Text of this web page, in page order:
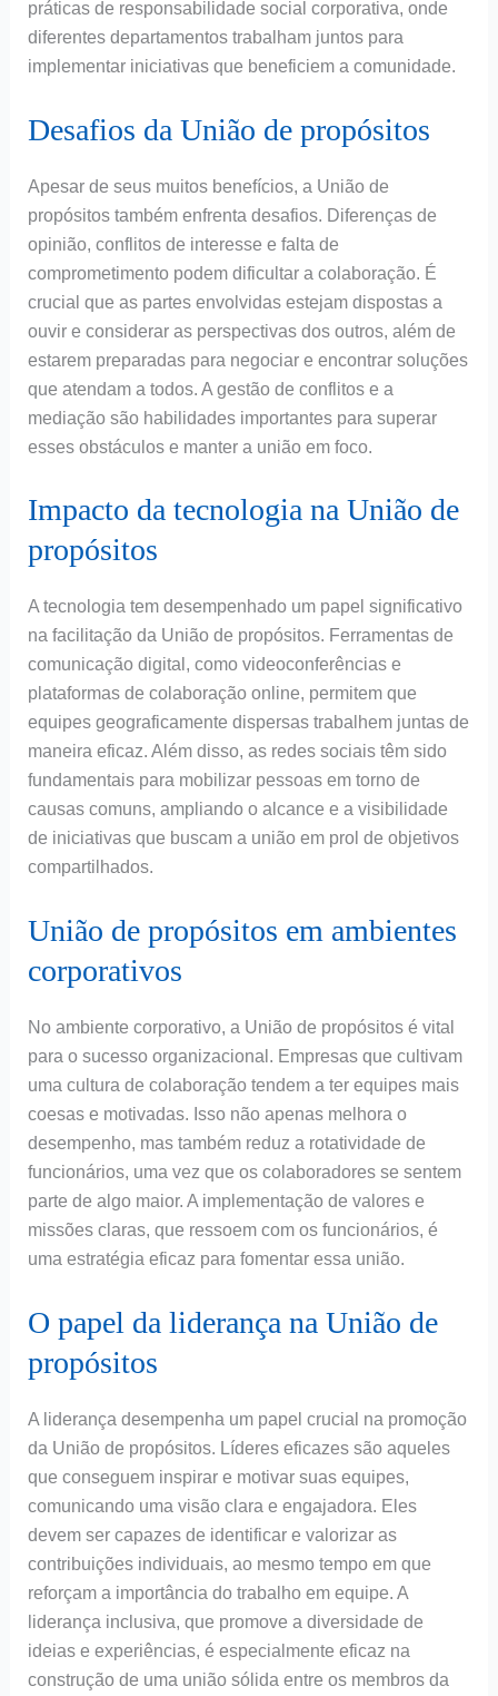
práticas de responsabilidade social corporativa, onde
diferentes departamentos trabalham juntos para
implementar iniciativas que beneficiem a comunidade.
Desafios da União de propósitos
Apesar de seus muitos benefícios, a União de
propósitos também enfrenta desafios. Diferenças de
opinião, conflitos de interesse e falta de
comprometimento podem dificultar a colaboração. É
crucial que as partes envolvidas estejam dispostas a
ouvir e considerar as perspectivas dos outros, além de
estarem preparadas para negociar e encontrar soluções
que atendam a todos. A gestão de conflitos e a
mediação são habilidades importantes para superar
esses obstáculos e manter a união em foco.
Impacto da tecnologia na União de
propósitos
A tecnologia tem desempenhado um papel significativo
na facilitação da União de propósitos. Ferramentas de
comunicação digital, como videoconferências e
plataformas de colaboração online, permitem que
equipes geograficamente dispersas trabalhem juntas de
maneira eficaz. Além disso, as redes sociais têm sido
fundamentais para mobilizar pessoas em torno de
causas comuns, ampliando o alcance e a visibilidade
de iniciativas que buscam a união em prol de objetivos
compartilhados.
União de propósitos em ambientes
corporativos
No ambiente corporativo, a União de propósitos é vital
para o sucesso organizacional. Empresas que cultivam
uma cultura de colaboração tendem a ter equipes mais
coesas e motivadas. Isso não apenas melhora o
desempenho, mas também reduz a rotatividade de
funcionários, uma vez que os colaboradores se sentem
parte de algo maior. A implementação de valores e
missões claras, que ressoem com os funcionários, é
uma estratégia eficaz para fomentar essa união.
O papel da liderança na União de
propósitos
A liderança desempenha um papel crucial na promoção
da União de propósitos. Líderes eficazes são aqueles
que conseguem inspirar e motivar suas equipes,
comunicando uma visão clara e engajadora. Eles
devem ser capazes de identificar e valorizar as
contribuições individuais, ao mesmo tempo em que
reforçam a importância do trabalho em equipe. A
liderança inclusiva, que promove a diversidade de
ideias e experiências, é especialmente eficaz na
construção de uma união sólida entre os membros da